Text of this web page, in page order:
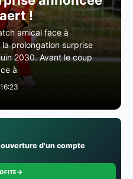
!
amical face à
prolongation surprise
2030. Avant le coup
à
d'un compte
→